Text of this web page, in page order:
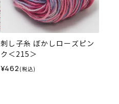
刺し子糸 ぼかしローズピン
ク＜215＞
¥462 (税込)